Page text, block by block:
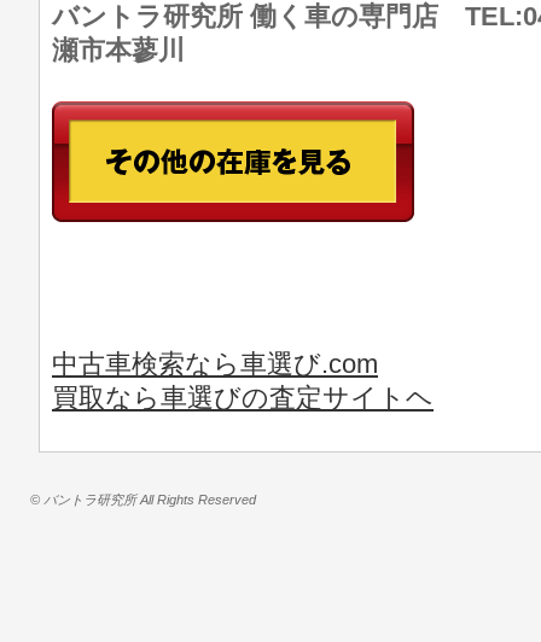
バントラ研究所 働く車の専門店
瀬市本蓼川
中古車検索なら車選び.com
買取なら車選びの査定サイトヘ
© バントラ研究所 All Rights Reserved